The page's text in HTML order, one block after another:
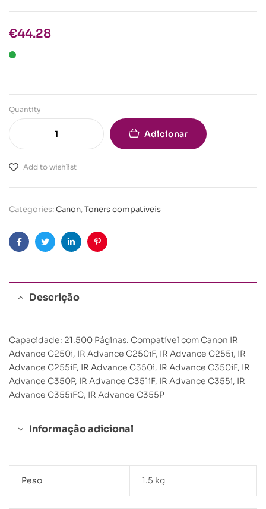
€44.28
Quantity
Adicionar
Add to wishlist
Categories:Canon,Toners compativeis
FacebookTwitterLinkedinPinterest
Descrição
Capacidade: 21.500 Páginas. Compatível com Canon IR
Advance C250i, IR Advance C250iF, IR Advance C255i, IR
Advance C255iF, IR Advance C350i, IR Advance C350iF, IR
Advance C350P, IR Advance C351iF, IR Advance C355i, IR
Advance C355iFC, IR Advance C355P
Informação adicional
Peso 1.5 kg